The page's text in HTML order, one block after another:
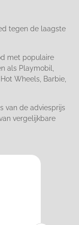
tegen de laagste
met populaire
als Playmobil,
Wheels, Barbie,
van de adviesprijs
vergelijkbare